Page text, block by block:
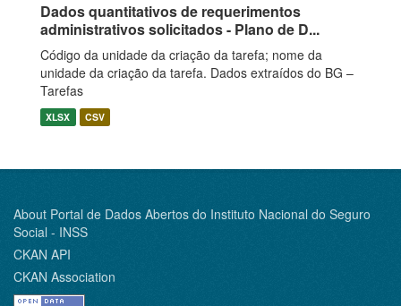
Dados quantitativos de requerimentos
administrativos solicitados - Plano de D...
Código da unidade da criação da tarefa; nome da
unidade da criação da tarefa. Dados extraídos do BG –
Tarefas
XLSX CSV
About Portal de Dados Abertos do Instituto Nacional do Seguro
Social - INSS
CKAN API
CKAN Association